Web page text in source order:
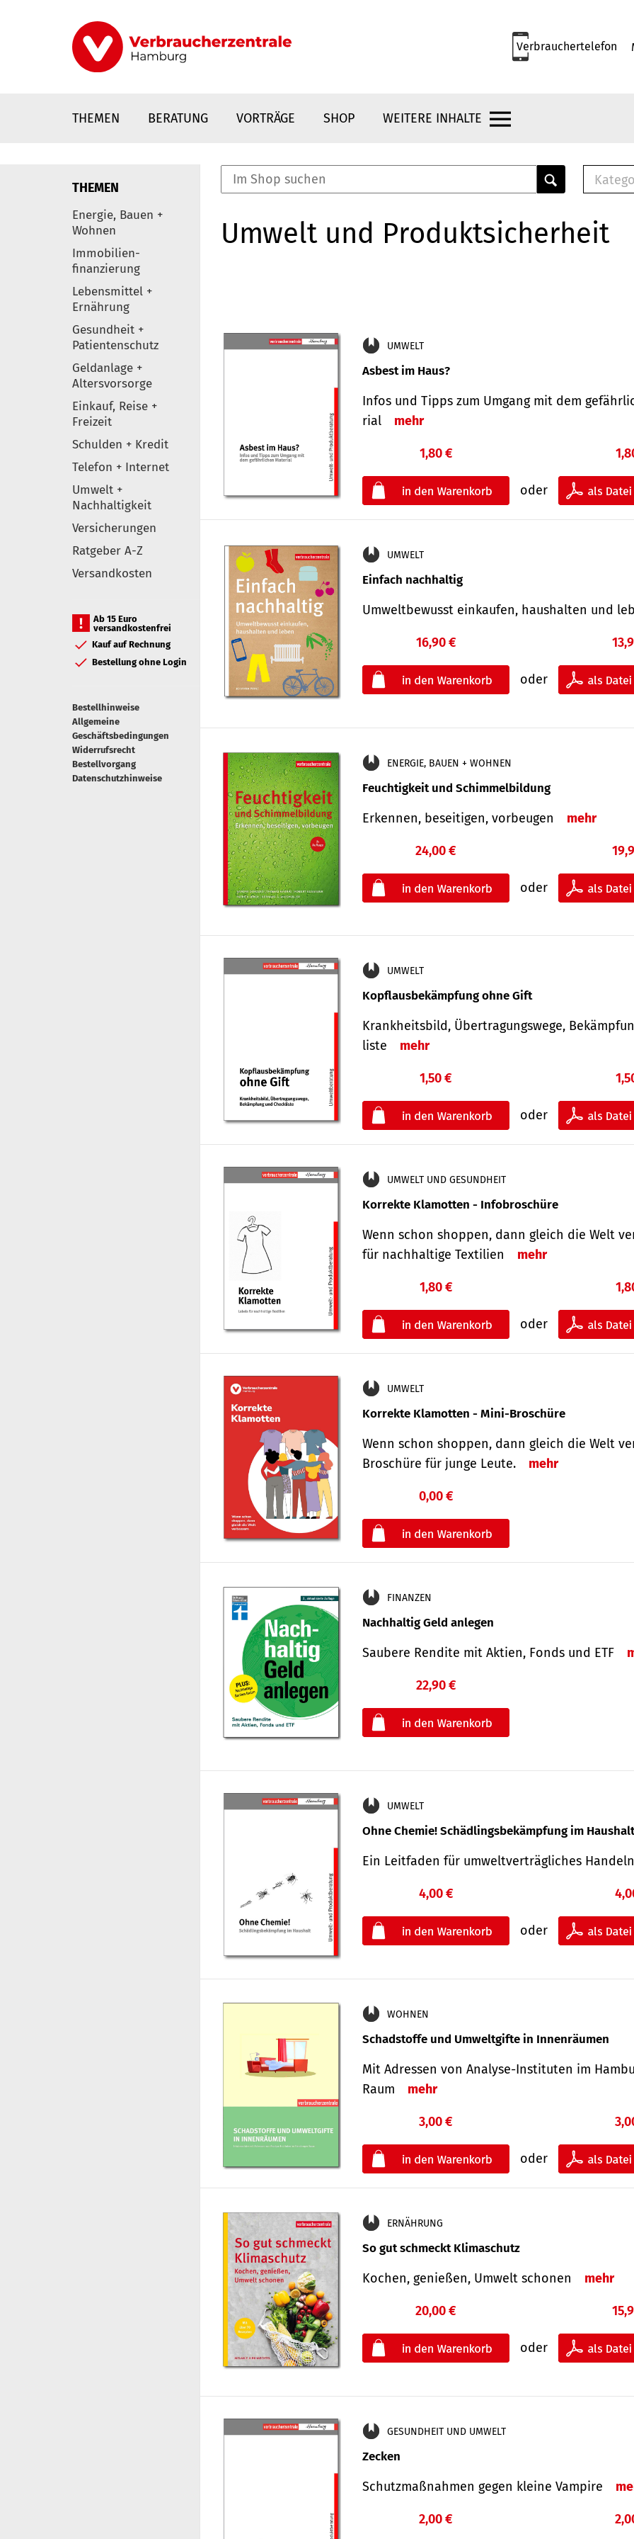
Verbrauchertelefon
THEMEN BERATUNG VORTRÄGE SHOP WEITERE INHALTE
Elemente
THEMEN
Energie, Bauen +
Wohnen
Immobilien-
finanzierung
Lebensmittel +
Ernährung
Gesundheit +
Patientenschutz
Geldanlage +
Altersvorsorge
Einkauf, Reise +
Freizeit
Schulden + Kredit
Telefon + Internet
Umwelt +
Nachhaltigkeit
Versicherungen
Ratgeber A-Z
Versandkosten
Ab 15 Euro
versandkostenfrei
Kauf auf Rechnung
Bestellung ohne Login
Bestellhinweise
Allgemeine
Geschäftsbedingungen
Widerrufsrecht
Bestellvorgang
Datenschutzhinweise
Umwelt und Produktsicherheit
UMWELT
Asbest im Haus?
Infos und Tipps zum Um­gang mit dem
rial
mehr
1,80 €
oder
UMWELT
Einfach nachhaltig
Umweltbewusst einkaufen, haushalten und
16,90 €
oder
ENERGIE, BAUEN + WOHNEN
Feuchtigkeit und Schimmelbildung
Erkennen, beseitigen, vorbeugen mehr
24,00 €
oder
UMWELT
Kopflausbekämpfung ohne Gift
Krankheits­bild, Übertra­gungs­wege,
liste
mehr
1,50 €
oder
UMWELT UND GESUNDHEIT
Korrekte Klamotten - Infobroschüre
Wenn schon shoppen, dann gleich die Welt
für nachhaltige Textilien
mehr
1,80 €
oder
UMWELT
Korrekte Klamotten - Mini-Broschüre
Wenn schon shoppen, dann gleich die Welt
Broschüre für junge Leute.
mehr
0,00 €
FINANZEN
Nachhaltig Geld anlegen
Saubere Rendite mit Aktien, Fonds und ETF
22,90 €
UMWELT
Ohne Chemie! Schädlingsbekämpfung im Haushalt
Ein Leitfaden für um­welt­ver­träg­liches Han­deln
4,00 €
oder
WOHNEN
Schadstoffe und Umweltgifte in Innenräumen
Mit Adressen von Analyse-Insti­tuten im
Raum
mehr
3,00 €
oder
ERNÄHRUNG
So gut schmeckt Klimaschutz
Kochen, genießen, Umwelt schonen mehr
20,00 €
oder
GESUNDHEIT UND UMWELT
Zecken
Schutz­maß­nahmen gegen kleine Vampire
2,00 €